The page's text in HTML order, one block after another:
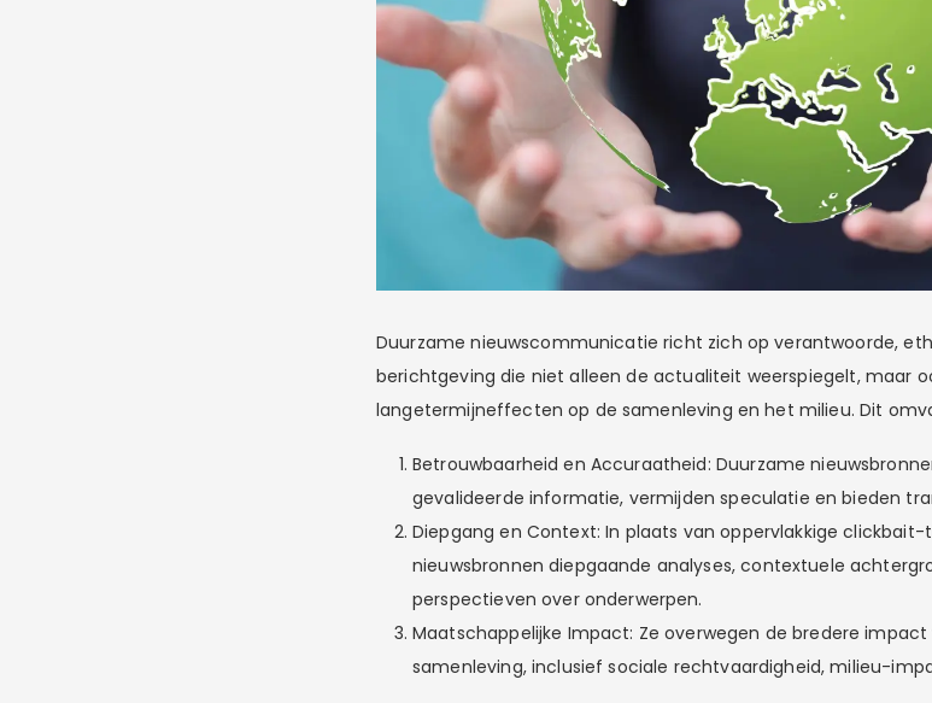
Duurzame nieuwscommunicatie richt zich op verantwoorde,
berichtgeving die niet alleen de actualiteit weerspiegelt, maar
langetermijneffecten op de samenleving en het milieu. Dit
Betrouwbaarheid en Accuraatheid: Duurzame
gevalideerde informatie, vermijden speculatie en bieden
Diepgang en Context: In plaats van oppervlakkige
nieuwsbronnen diepgaande analyses, contextuele
perspectieven over onderwerpen.
Maatschappelijke Impact: Ze overwegen de bredere
samenleving, inclusief sociale rechtvaardigheid, milieu-